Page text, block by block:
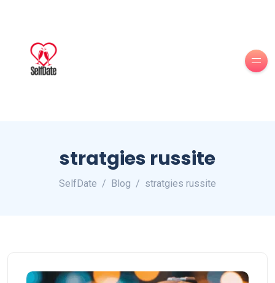
stratgies russite
SelfDate Blog stratgies russite